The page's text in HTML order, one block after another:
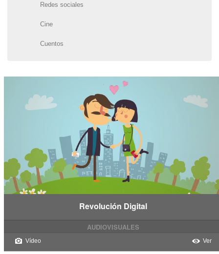
Redes sociales
Cine
Cuentos
Revolución Digital
AUDIOVISUALES
Vídeo Ver